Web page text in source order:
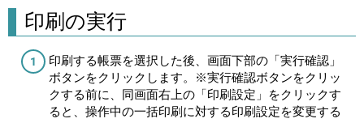
印刷の実行
印刷する帳票を選択した後、画面下部の「実行確認」
ボタンをクリックします。※実行確認ボタンをクリッ
クする前に、同画面右上の「印刷設定」をクリックす
ると、操作中の一括印刷に対する印刷設定を変更する